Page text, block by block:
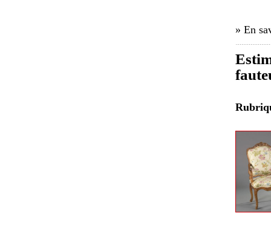
» En